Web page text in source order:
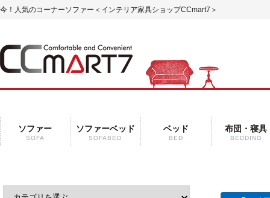
今！人気のコーナーソファー ＜インテリア家具ショップCCmart7＞
ソファー
SOFA
ソファーベッド
SOFABED
ベッド
BED
布団・寝具
BEDDING